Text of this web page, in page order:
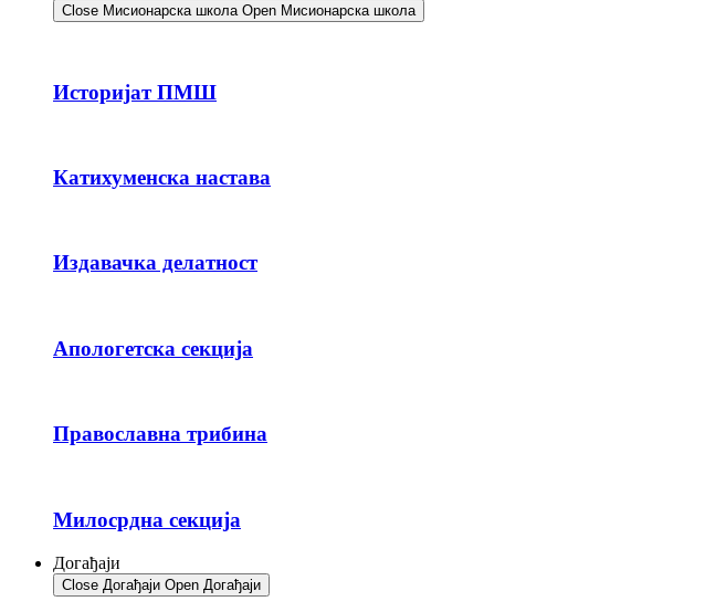
Close Мисионарска школа Open Мисионарска школа
Историјат ПМШ
Катихуменска настава
Издавачка делатност
Апологетска секција
Православна трибина
Милосрдна секција
Догађаји
Close Догађаји Open Догађаји